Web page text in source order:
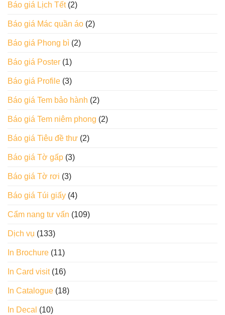
Báo giá Lịch Tết(2)
Báo giá Mác quần áo (2)
Báo giá Phong bì (2)
Báo giá Poster (1)
Báo giá Profile (3)
Báo giá Tem bảo hành (2)
Báo giá Tem niêm phong (2)
Báo giá Tiêu đề thư (2)
Báo giá Tờ gấp (3)
Báo giá Tờ rơi (3)
Báo giá Túi giấy (4)
Cẩm nang tư vấn (109)
Dịch vụ (133)
In Brochure (11)
In Card visit(16)
In Catalogue (18)
In Decal (10)